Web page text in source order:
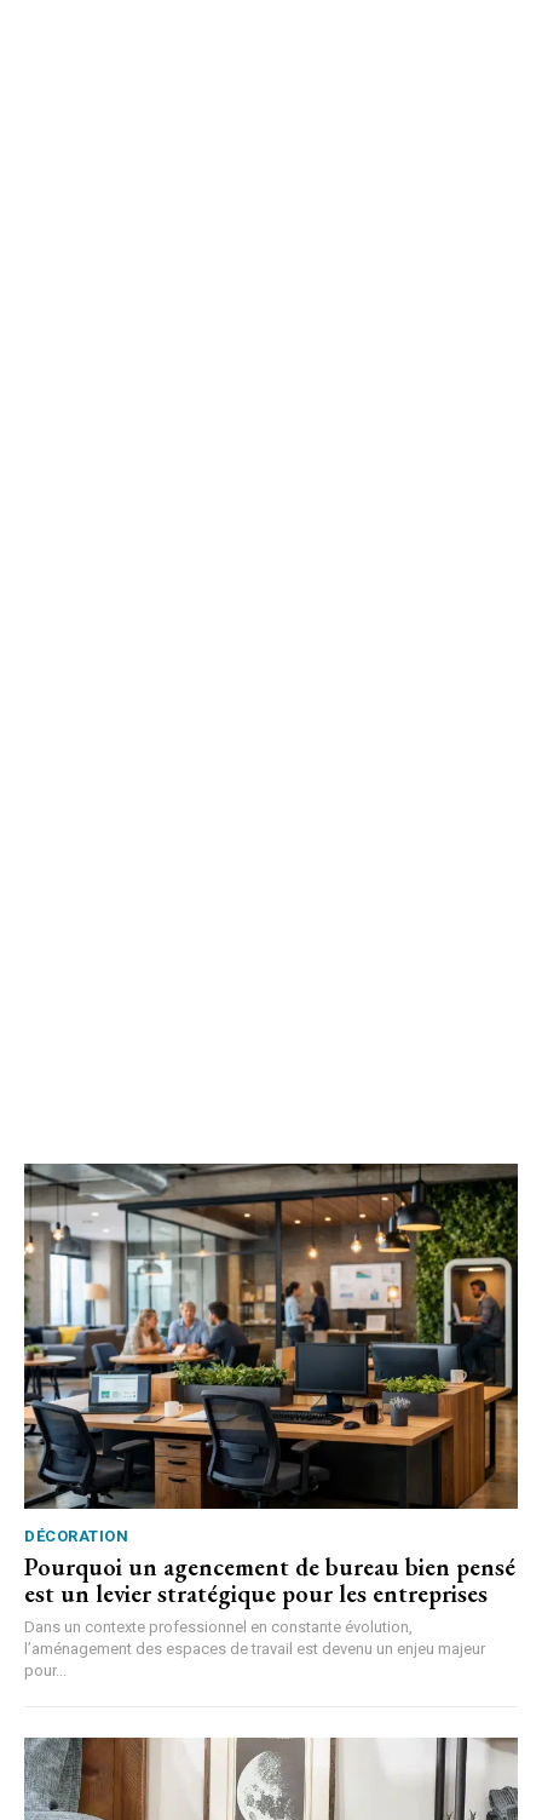
DÉCORATION
Pourquoi un agencement de bureau bien pensé
est un levier stratégique pour les entreprises
Dans un contexte professionnel en constante évolution,
l’aménagement des espaces de travail est devenu un enjeu majeur
pour...